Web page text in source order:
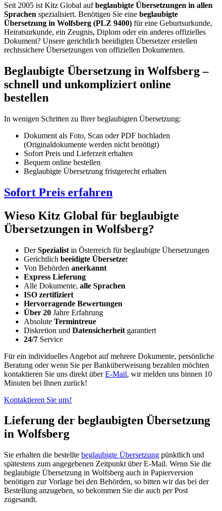
Seit 2005 ist Kitz Global aufbeglaubigte Übersetzungen in allen
Sprachen spezialisiert. Benötigen Sie eine beglaubigte
Übersetzung in Wolfsberg (PLZ 9400) für eine Geburtsurkunde,
Heiratsurkunde, ein Zeugnis, Diplom oder ein anderes offizielles
Dokument? Unsere gerichtlich beeidigten Übersetzer erstellen
rechtssichere Übersetzungen von offiziellen Dokumenten.
Beglaubigte Übersetzung in Wolfsberg –
schnell und unkompliziert online
bestellen
In wenigen Schritten zu Ihrer beglaubigten Übersetzung:
Dokument als Foto, Scan oder PDF hochladen
(Originaldokumente werden nicht benötigt)
Sofort Preis und Lieferzeit erhalten
Bequem online bestellen
Beglaubigte Übersetzung fristgerecht erhalten
Sofort Preis erfahren
Wieso Kitz Global für beglaubigte
Übersetzungen in Wolfsberg?
DerSpezialist in Österreich für beglaubigte Übersetzungen
Gerichtlich beeidigte Übersetzer
Von Behörden anerkannt
Express Lieferung
Alle Dokumente, alle Sprachen
ISO zertifiziert
Hervorragende Bewertungen
Über 20 Jahre Erfahrung
Absolute Termintreue
Diskretion und Datensicherheit garantiert
24/7 Service
Für ein individuelles Angebot auf mehrere Dokumente, persönliche
Beratung oder wenn Sie per Banküberweisung bezahlen möchten
kontaktieren Sie uns direkt überE-Mail, wir melden uns binnen 10
Minuten bei Ihnen zurück!
Kontaktieren Sie uns!
Lieferung der beglaubigten Übersetzung
in Wolfsberg
Sie erhalten die bestellte beglaubigte Übersetzung pünktlich und
spätestens zum angegebenen Zeitpunkt über E-Mail. Wenn Sie die
beglaubigte Übersetzung in Wolfsberg auch in Papierversion
benötigen zur Vorlage bei den Behörden, so bitten wir das bei der
Bestellung anzugeben, so bekommen Sie die auch per Post
zugesandt.